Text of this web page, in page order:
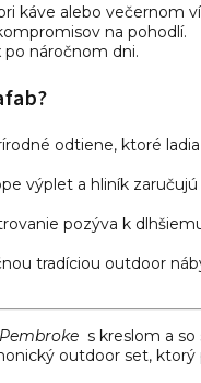
káve alebo večernom
na pohodlí.
po náročnom dni.
odtiene, ktoré
výplet a hliník
pozýva k
tradíciou outdoor
Pembroke s kreslom a so
outdoor set,